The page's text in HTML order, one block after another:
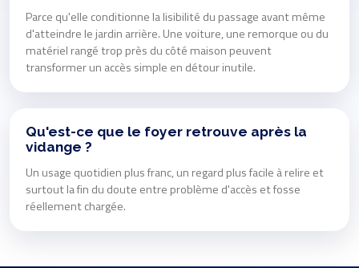
Parce qu'elle conditionne la lisibilité du passage avant même
d'atteindre le jardin arrière. Une voiture, une remorque ou du
matériel rangé trop près du côté maison peuvent
transformer un accès simple en détour inutile.
Qu'est-ce que le foyer retrouve après la
vidange ?
Un usage quotidien plus franc, un regard plus facile à relire et
surtout la fin du doute entre problème d'accès et fosse
réellement chargée.